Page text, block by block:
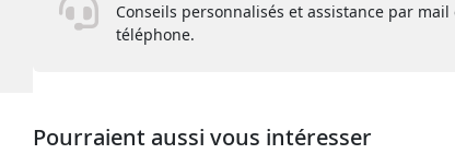
Conseils personnalisés et assistance par
téléphone.
Pourraient aussi vous intéresser